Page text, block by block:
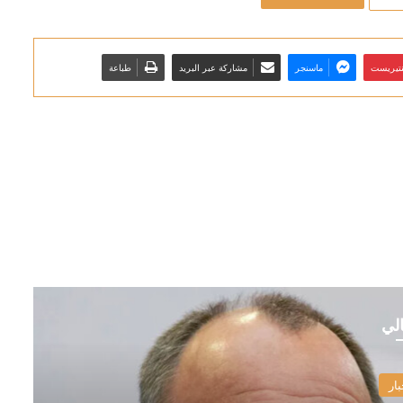
ماسنجر مشاركة عبر البريد طباعة